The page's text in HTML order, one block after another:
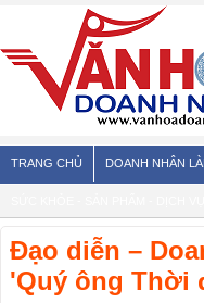
TRANG CHỦ DOANH NHÂN
Đạo diễn –
'Quý ông Thời